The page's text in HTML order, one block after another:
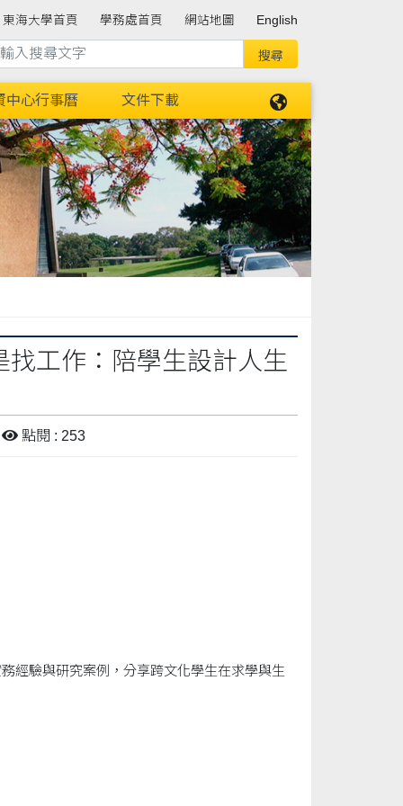
東海大學首頁 學務處首頁 網站地圖 English
中心行事曆 文件下載
工作：陪學生設計人生
點閱 : 253
經驗與研究案例，分享跨文化學生在求學與生